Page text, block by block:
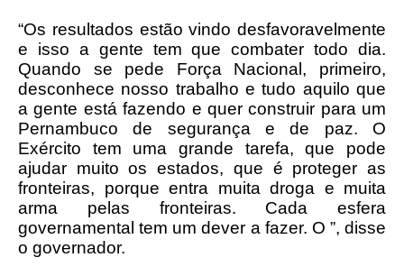
“Os resultados estão vindo desfavoravelmente
e isso a gente tem que combater todo dia.
Quando se pede Força Nacional, primeiro,
desconhece nosso trabalho e tudo aquilo que
a gente está fazendo e quer construir para um
Pernambuco de segurança e de paz. O
Exército tem uma grande tarefa, que pode
ajudar muito os estados, que é proteger as
fronteiras, porque entra muita droga e muita
arma pelas fronteiras. Cada esfera
governamental tem um dever a fazer. O ”, disse
o governador.